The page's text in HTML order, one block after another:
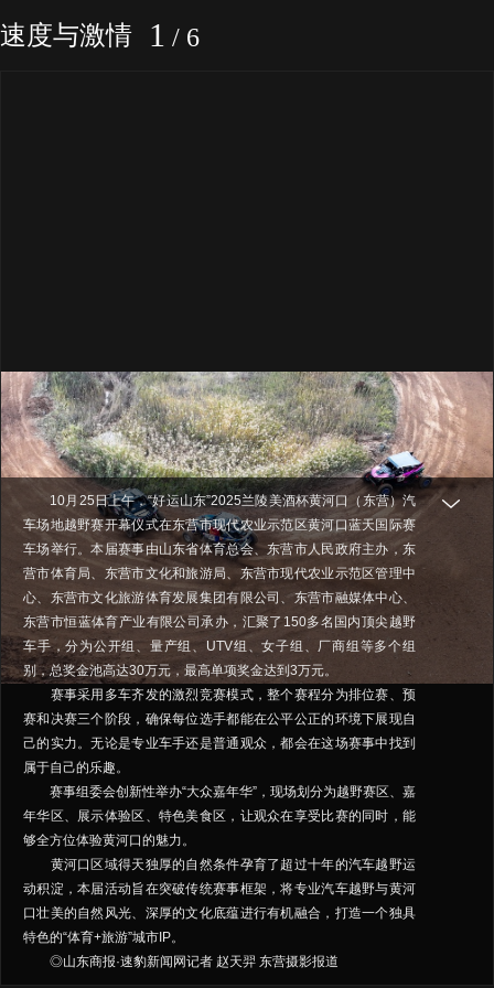
速度与激情 1 / 6
10月25日上午，“好运山东”2025兰陵美酒杯黄河口（东营）汽
车场地越野赛开幕仪式在东营市现代农业示范区黄河口蓝天国际赛
车场举行。本届赛事由山东省体育总会、东营市人民政府主办，东
营市体育局、东营市文化和旅游局、东营市现代农业示范区管理中
心、东营市文化旅游体育发展集团有限公司、东营市融媒体中心、
东营市恒蓝体育产业有限公司承办，汇聚了150多名国内顶尖越野
车手，分为公开组、量产组、UTV组、女子组、厂商组等多个组
别，总奖金池高达30万元，最高单项奖金达到3万元。
赛事采用多车齐发的激烈竞赛模式，整个赛程分为排位赛、预
赛和决赛三个阶段，确保每位选手都能在公平公正的环境下展现自
己的实力。无论是专业车手还是普通观众，都会在这场赛事中找到
属于自己的乐趣。
赛事组委会创新性举办“大众嘉年华”，现场划分为越野赛区、嘉
年华区、展示体验区、特色美食区，让观众在享受比赛的同时，能
够全方位体验黄河口的魅力。
黄河口区域得天独厚的自然条件孕育了超过十年的汽车越野运
动积淀，本届活动旨在突破传统赛事框架，将专业汽车越野与黄河
口壮美的自然风光、深厚的文化底蕴进行有机融合，打造一个独具
特色的“体育+旅游”城市IP。
◎山东商报·速豹新闻网记者 赵天羿 东营摄影报道